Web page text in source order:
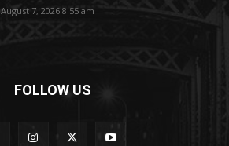
August 7, 2026 8:55 am
FOLLOW US